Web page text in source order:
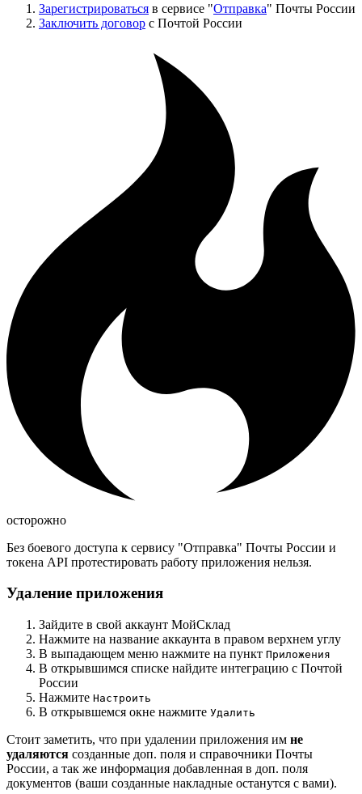
Зарегистрироваться в сервисе "Отправка" Почты России
Заключить договор с Почтой России
осторожно
Без боевого доступа к сервису "Отправка" Почты России и
токена API протестировать работу приложения нельзя.
Удаление приложения
Зайдите в свой аккаунт МойСклад
Нажмите на название аккаунта в правом верхнем углу
В выпадающем меню нажмите на пункт Приложения
В открывшимся списке найдите интеграцию с Почтой
России
Нажмите Настроить
В открывшемся окне нажмите Удалить
Стоит заметить, что при удалении приложения им не
удаляются созданные доп. поля и справочники Почты
России, а так же информация добавленная в доп. поля
документов (ваши созданные накладные останутся с вами).